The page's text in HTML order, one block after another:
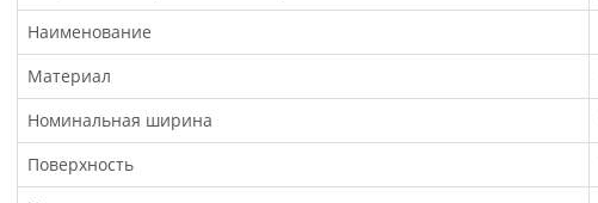
Наименование
Материал
Номинальная ширина
Поверхность